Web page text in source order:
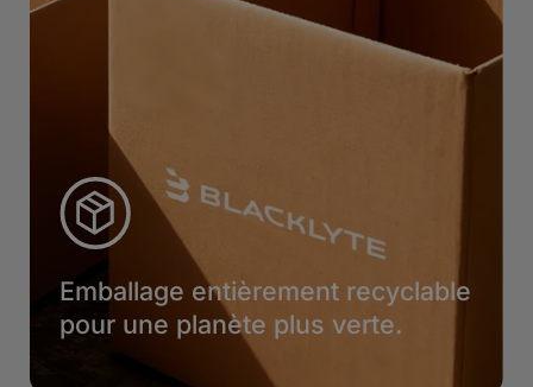
Emballage entièrement recyclable
pour une planète plus verte.